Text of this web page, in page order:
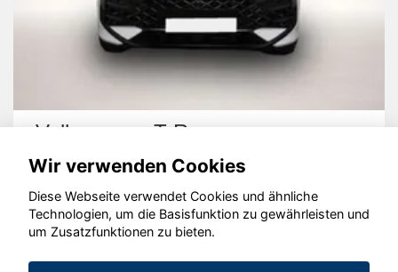
Volkswagen T-Roc
© konjunkturmotor.de GmbH 2020 - 2026
Wir verwenden Cookies
Diese Webseite verwendet Cookies und ähnliche
Technologien, um die Basisfunktion zu gewährleisten und
um Zusatzfunktionen zu bieten.